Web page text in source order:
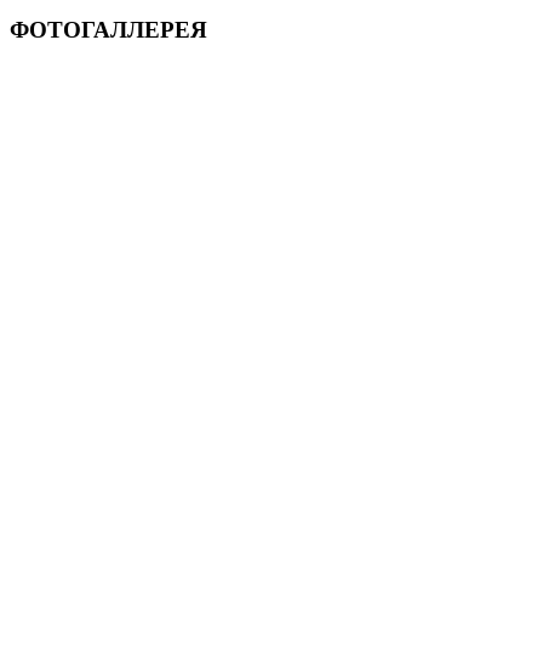
ФОТОГАЛЛЕРЕЯ